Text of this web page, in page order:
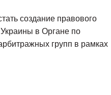
создание правового
в Органе по
групп в рамках